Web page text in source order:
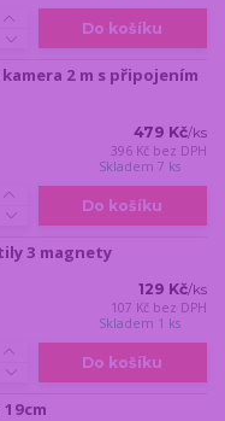
Do košíku
2 m s připojením
479 Kč/ks
396 Kč bez DPH
Skladem 7 ks
Do košíku
3 magnety
129 Kč/ks
107 Kč bez DPH
Skladem 1 ks
Do košíku